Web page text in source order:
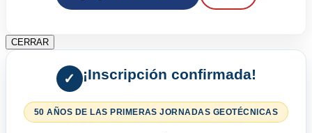
CERRAR
✓ ¡Inscripción confirmada!
50 AÑOS DE LAS PRIMERAS JORNADAS GEOTÉCNICAS